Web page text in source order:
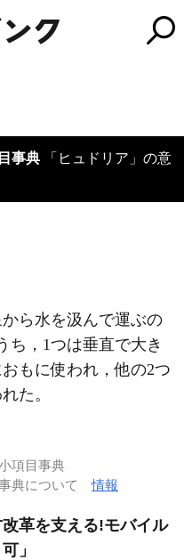
事典 「ヒュドリア」の意
ら水を汲んで運ぶの
ち，1つは垂直で大き
もに使われ，他の2つ
た。
項目事典
事典について情報
革を支える!モバイル
」